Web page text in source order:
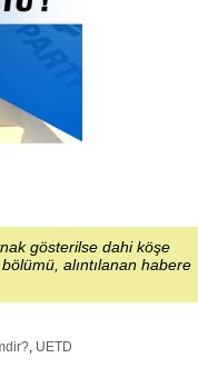
gösterilse dahi köşe
alıntılanan habere
, UETD